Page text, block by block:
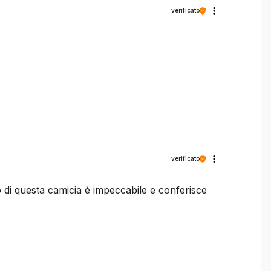
verificato
verificato
questa camicia è impeccabile e conferisce